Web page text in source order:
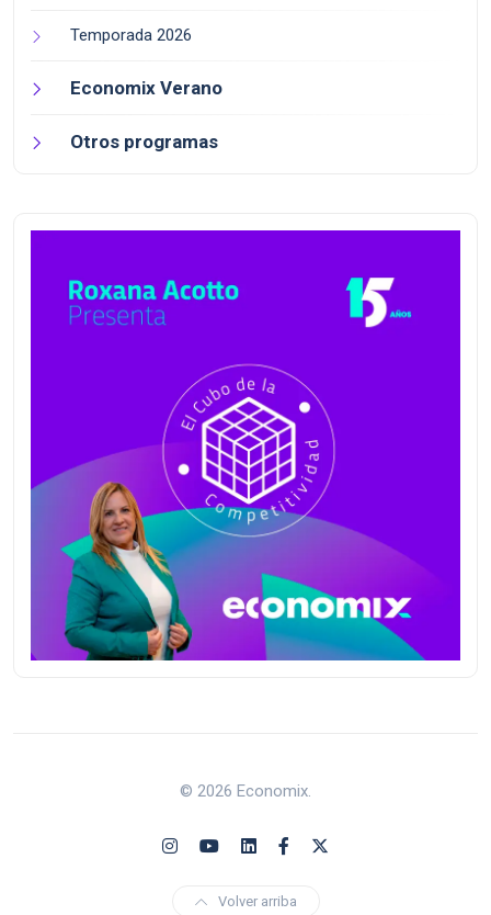
Temporada 2026
Economix Verano
Otros programas
© 2026 Economix.
Volver arriba